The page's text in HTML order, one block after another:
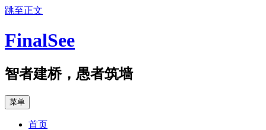
跳至正文
FinalSee
智者建桥，愚者筑墙
菜单
首页